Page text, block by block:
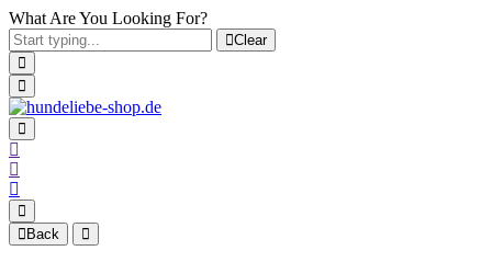
What Are You Looking For?
Clear
Back